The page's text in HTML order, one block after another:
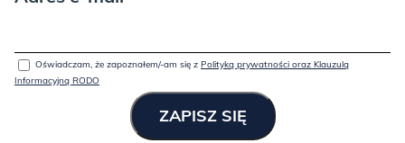
Oświadczam, że zapoznałem/-am się z Polityką prywatności oraz Klauzulą
Informacyjną RODO